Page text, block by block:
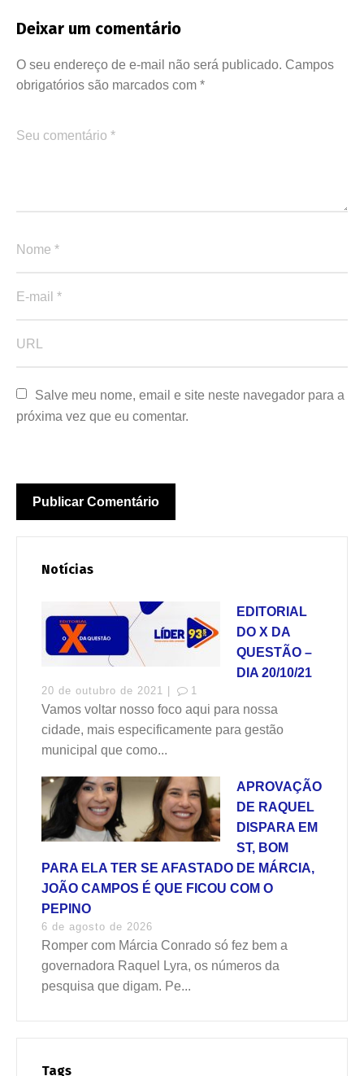
Deixar um comentário
O seu endereço de e-mail não será publicado. Campos
obrigatórios são marcados com *
Salve meu nome, email e site neste navegador para a
próxima vez que eu comentar.
Notícias
EDITORIAL
DO X DA
QUESTÃO –
DIA 20/10/21
20 de outubro de 2021 | 1
Vamos voltar nosso foco aqui para nossa
cidade, mais especificamente para gestão
municipal que como...
APROVAÇÃO
DE RAQUEL
DISPARA EM
ST, BOM
PARA ELA TER SE AFASTADO DE MÁRCIA,
JOÃO CAMPOS É QUE FICOU COM O
PEPINO
6 de agosto de 2026
Romper com Márcia Conrado só fez bem a
governadora Raquel Lyra, os números da
pesquisa que digam. Pe...
Tags